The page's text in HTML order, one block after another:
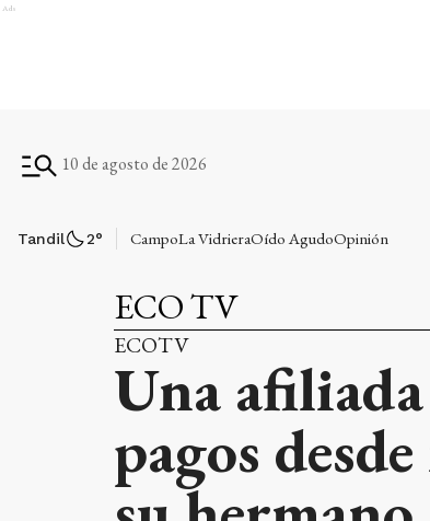
Ads
10 de agosto de 2026
Tandil 2° CampoLa VidrieraOído AgudoOpinión
ECO TV
ECOTV
Una
pagos